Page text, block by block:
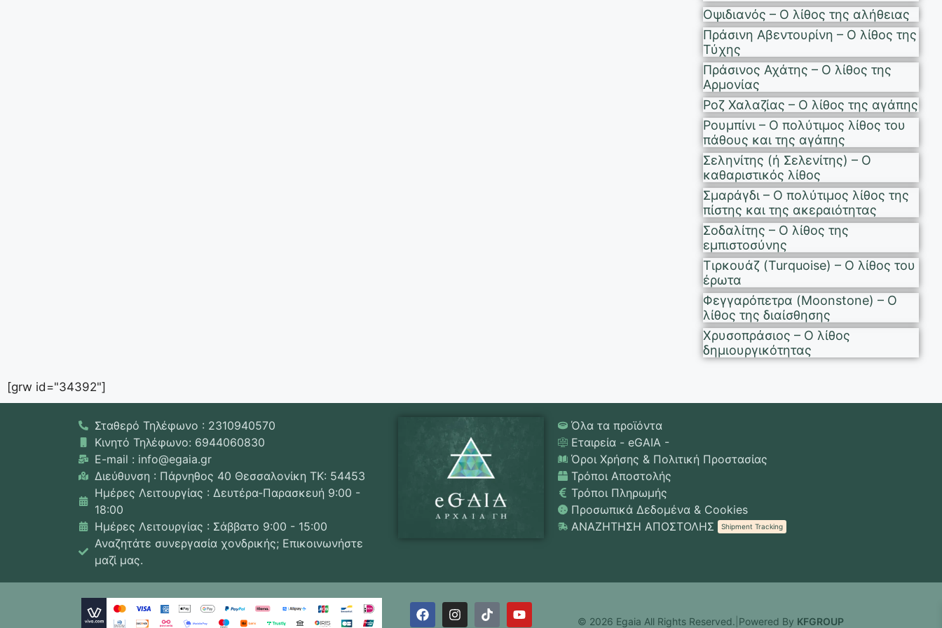
Οψιδιανός – Ο λίθος της αλήθειας
Πράσινη Αβεντουρίνη – Ο λίθος της
Τύχης
Πράσινος Αχάτης – Ο λίθος της
Αρμονίας
Ροζ Χαλαζίας – Ο λίθος της αγάπης
Ρουμπίνι – Ο πολύτιμος λίθος του
πάθους και της αγάπης
Σεληνίτης (ή Σελενίτης) – Ο
καθαριστικός λίθος
Σμαράγδι – Ο πολύτιμος λίθος της
πίστης και της ακεραιότητας
Σοδαλίτης – Ο λίθος της
εμπιστοσύνης
Τιρκουάζ (Turquoise) – Ο λίθος του
έρωτα
Φεγγαρόπετρα (Moonstone) – Ο
λίθος της διαίσθησης
Χρυσοπράσιος – Ο λίθος
δημιουργικότητας
[grw id="34392"]
Σταθερό Τηλέφωνο : 2310940570
Κινητό Τηλέφωνο: 6944060830
E-mail : info@egaia.gr
Διεύθυνση : Πάρνηθος 40 Θεσσαλονίκη ΤΚ: 54453
Ημέρες Λειτουργίας : Δευτέρα-Παρασκευή 9:00 -
18:00
Ημέρες Λειτουργίας : Σάββατο 9:00 - 15:00
Αναζητάτε συνεργασία χονδρικής; Επικοινωνήστε
μαζί μας.
Όλα τα προϊόντα
Εταιρεία - eGAIA -
Όροι Χρήσης & Πολιτική Προστασίας
Τρόποι Αποστολής
Τρόποι Πληρωμής
Προσωπικά Δεδομένα & Cookies
ΑΝΑΖΗΤΗΣΗ ΑΠΟΣΤΟΛΗΣ
Shipment Tracking
© 2026 Egaia All Rights Reserved. Powered By KFGROUP